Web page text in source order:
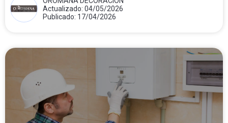
Actualizado: 04/05/2026
Publicado: 17/04/2026